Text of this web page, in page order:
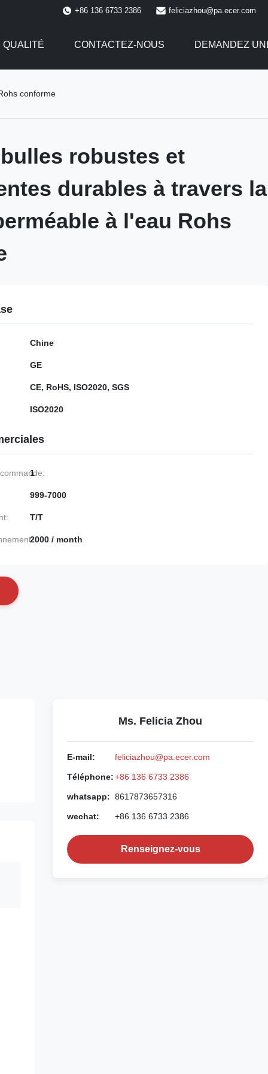
+86 136 6733 2386 feliciazhou@pa.ecer.com
QUALITÉ CONTACTEZ-NOUS DEMANDEZ
conforme
robustes et
durables à travers la
à l'eau Rohs
Chine
GE
CE, RoHS, ISO2020, SGS
ISO2020
1
999-7000
T/T
2000 / month
Ms. Felicia Zhou
E-mail: feliciazhou@pa.ecer.com
Téléphone:+86 136 6733 2386
whatsapp: 8617873657316
wechat: +86 136 6733 2386
Renseignez-vous